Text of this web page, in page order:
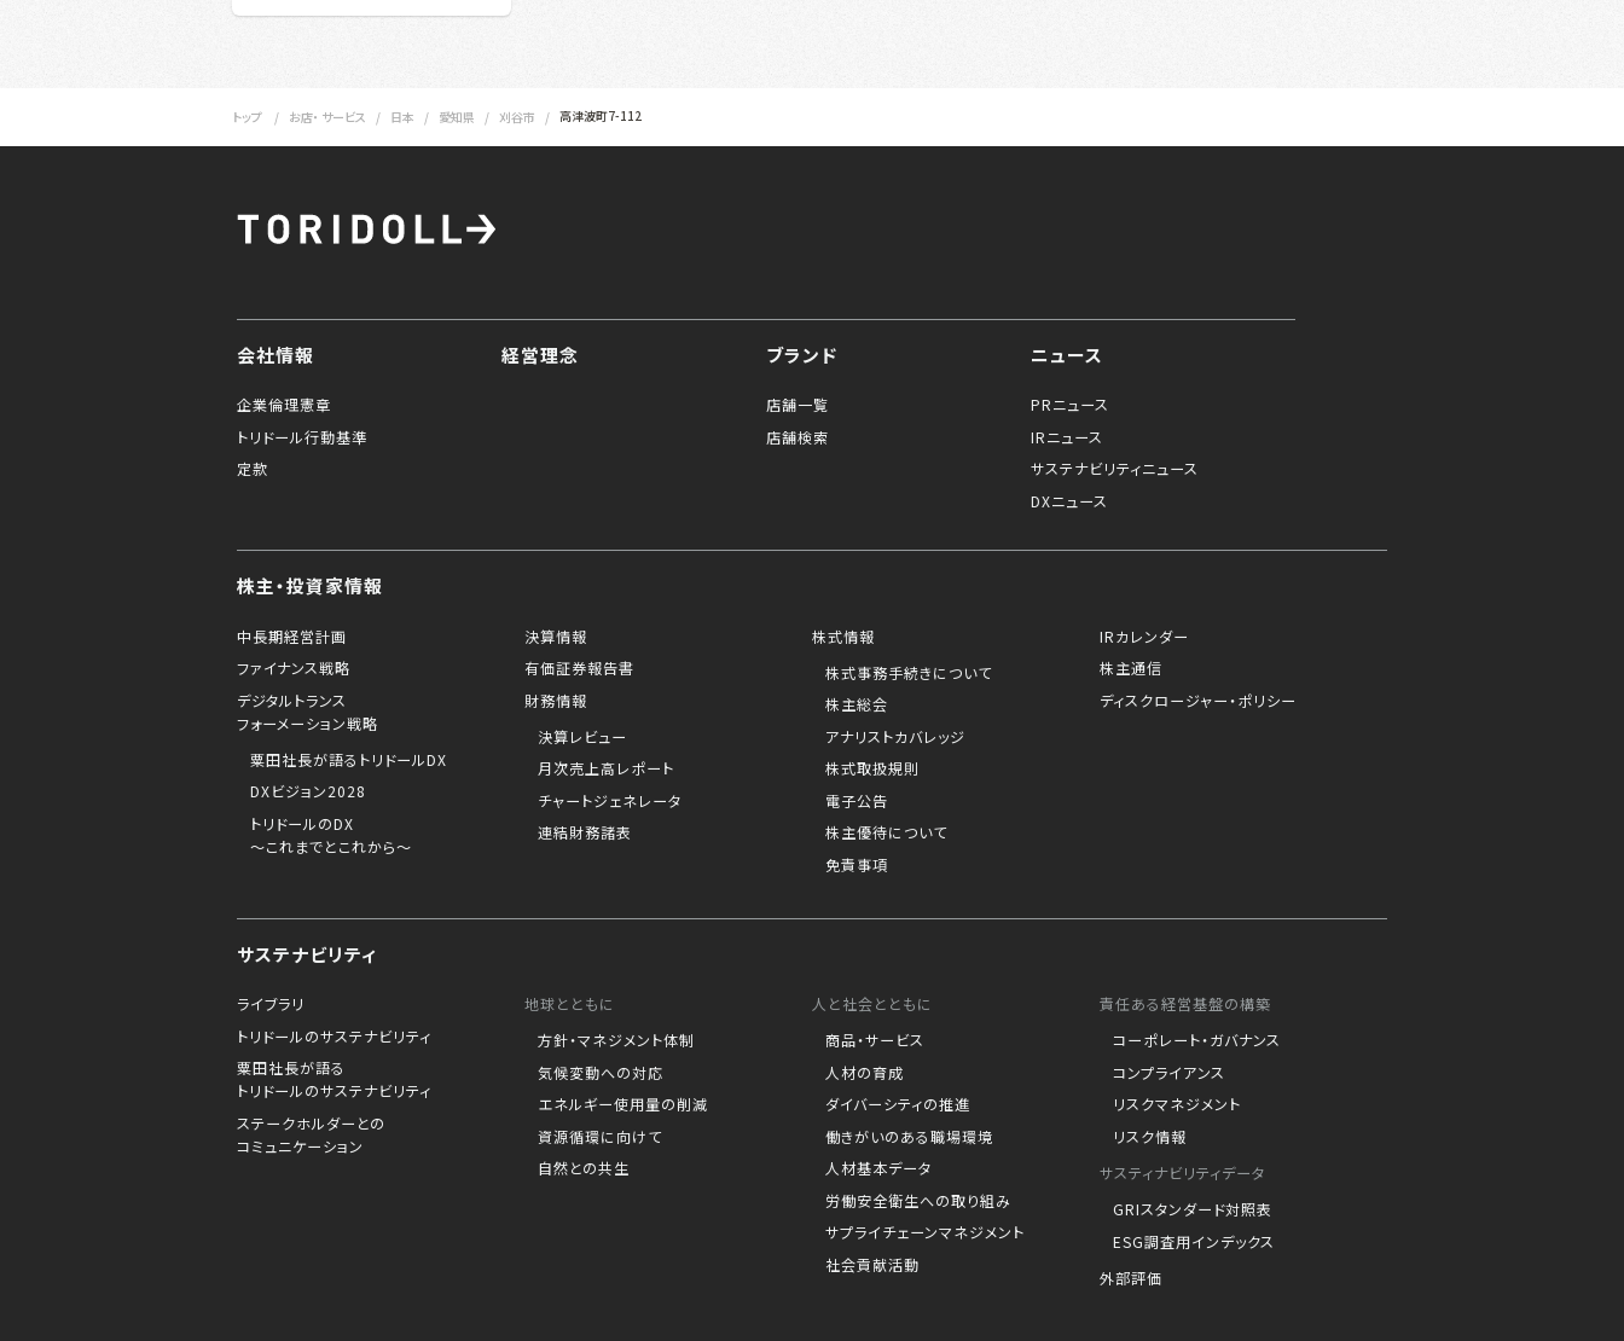
トップ お店・ サービス 日本 愛知県 刈谷市 高津波町7-112
会社情報
企業倫理憲章
トリドール行動基準
定款
経営理念 ブランド
店舗一覧
店舗検索
ニュース
PRニュース
IRニュース
サステナビリティニュース
DXニュース
株主・投資家情報
中長期経営計画
ファイナンス戦略
デジタルトランス
フォーメーション戦略
粟田社長が語るトリドールDX
DXビジョン2028
トリドールのDX
～これまでとこれから～
決算情報
有価証券報告書
財務情報
決算レビュー
月次売上高レポート
チャートジェネレータ
連結財務諸表
株式情報
株式事務手続きについて
株主総会
アナリストカバレッジ
株式取扱規則
電子公告
株主優待について
免責事項
IRカレンダー
株主通信
ディスクロージャー・ポリシー
サステナビリティ
ライブラリ
トリドールのサステナビリティ
粟田社長が語る
トリドールのサステナビリティ
ステークホルダーとの
コミュニケーション
地球とともに
方針・マネジメント体制
気候変動への対応
エネルギー使用量の削減
資源循環に向けて
自然との共生
人と社会とともに
商品・サービス
人材の育成
ダイバーシティの推進
働きがいのある職場環境
人材基本データ
労働安全衛生への取り組み
サプライチェーンマネジメント
社会貢献活動
責任ある経営基盤の構築
コーポレート・ガバナンス
コンプライアンス
リスクマネジメント
リスク情報
サスティナビリティデータ
GRIスタンダード対照表
ESG調査用インデックス
外部評価